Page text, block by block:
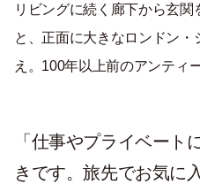
リビングに続く廊下から玄
と、正面に大きなロンドン・
え。100年以上前のアンティー
「仕事やプライベート
きです。旅先でお気に